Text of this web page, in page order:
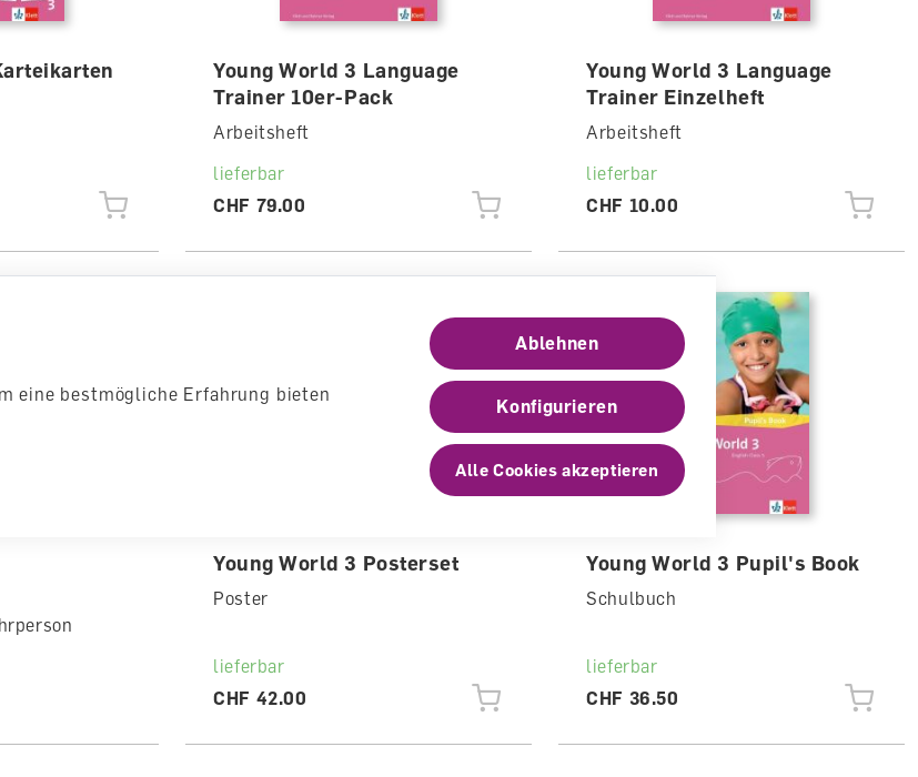
Young World 3 Language
Trainer 10er-Pack
Arbeitsheft
lieferbar
CHF 79.00
Young World 3 Language
Trainer Einzelheft
Arbeitsheft
lieferbar
CHF 10.00
Young World 3 Posterset
Poster
lieferbar
CHF 42.00
Young World 3 Pupil's Book
Schulbuch
lieferbar
CHF 36.50
eine bestmögliche Erfahrung bieten
Ablehnen
Konfigurieren
Alle Cookies akzeptieren